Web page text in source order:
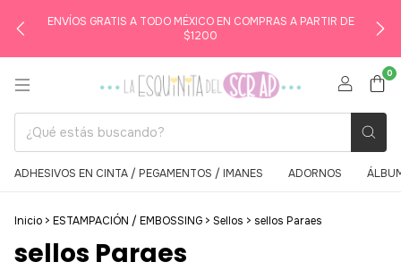
ENVÍOS GRATIS A TODO MÉXICO EN COMPRAS A PARTIR DE
$1200
0
ADHESIVOS EN CINTA / PEGAMENTOS / IMANES ADORNOS
Inicio > ESTAMPACIÓN / EMBOSSING > Sellos > sellos Paraes
sellos Paraes